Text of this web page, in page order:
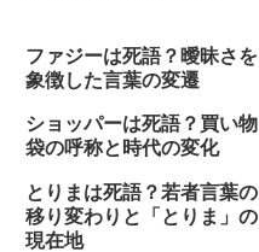
ファジーは死語？曖昧さを
象徴した言葉の変遷
ショッパーは死語？買い物
袋の呼称と時代の変化
とりまは死語？若者言葉の
移り変わりと「とりま」の
現在地